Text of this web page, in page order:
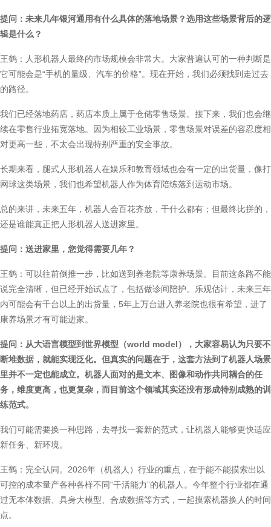
提问：未来几年银河通用有什么具体的落地场景？选用这些场景背后的逻
辑是什么？
王鹤：人形机器人最终的市场规模会非常大。大家普遍认可的一种判断是
它可能会是“手机的量级、汽车的价格”。现在开始，我们必须找到走过去
的路径。
我们已经落地药店，药店本质上属于仓储零售场景。接下来，我们也会继
续在零售行业拓宽落地。因为相较工业场景，零售场景对误差的容忍度相
对更高一些，不太会出现特别严重的安全事故。
长期来看，腿式人形机器人在娱乐和教育领域也会有一定的出货量，像打
网球这类场景，我们也希望机器人作为体育陪练落到运动市场。
总的来讲，未来五年，机器人会百花齐放，干什么都有；但最终比拼的，
还是谁能真正把人形机器人送进家里。
提问：送进家里，您觉得需要几年？
王鹤：可以往前倒推一步，比如送到养老院等康养场景。目前这条路不能
说完全清晰，但已经开始试点了，包括做诊间陪护。乐观估计，未来三年
内可能会有千台以上的出货量，5年上万台进入养老院也很有希望，进了
康养场景才有可能进家。
提问：从大语言模型到世界模型（world model），大家容易认为只要不
断堆数据，就能实现泛化。但真实的问题在于，这套方法到了机器人场景
里并不一定也能成立。机器人面对的是文本、图像和动作共同耦合的任
务，维度更高，也更复杂，而目前这个领域其实还没有形成特别成熟的训
练范式。
我们可能需要换一种思路，去寻找一套新的范式，让机器人能够更快适应
新任务、新环境。
王鹤：完全认同。2026年（机器人）行业的重点，在于能不能摸索出以
可控的成本量产各种各样不同“干活能力”的机器人。今年整个行业都在通
过无本体数据、具身大模型、合成数据等方式，一起摸索机器换人的时间
点。